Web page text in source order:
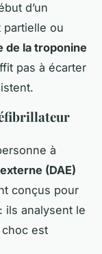
d’un
partielle ou
de la troponine
pas à écarter
à
(DAE)
conçus pour
ils analysent le
est